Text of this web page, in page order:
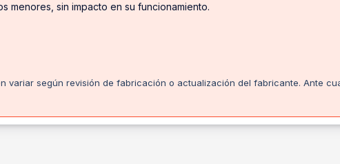
menores, sin impacto en su funcionamiento.
variar según revisión de fabricación o actualización del fabricante. Ante